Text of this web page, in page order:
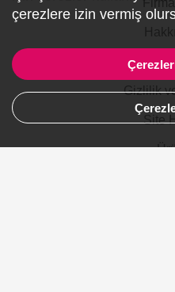
Gizlilik
Site
çerezlere izin vermiş